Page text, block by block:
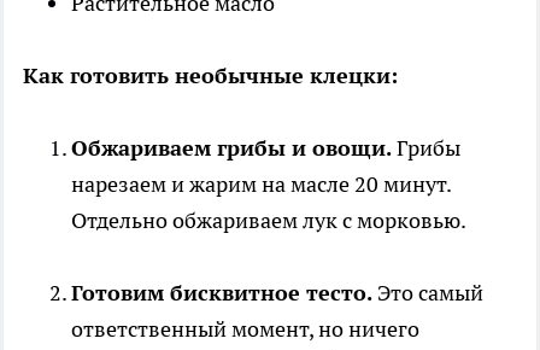
Как готовить необычные клецки:
Обжариваем грибы и овощи.Грибы
нарезаем и жарим на масле 20 минут.
Отдельно обжариваем лук с морковью.
Готовим бисквитное тесто. Это самый
ответственный момент, но ничего